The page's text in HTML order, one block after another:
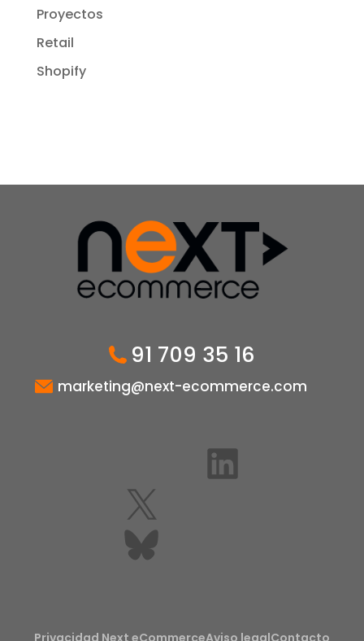
Proyectos
Retail
Shopify
91 709 35 16
marketing@next-ecommerce.com
Bluesky